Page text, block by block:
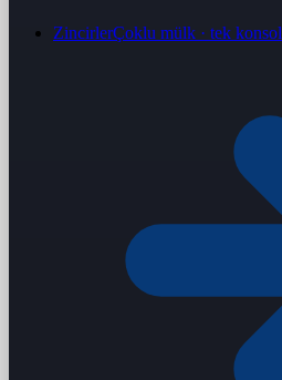
ZincirlerÇoklu mülk · tek konsol